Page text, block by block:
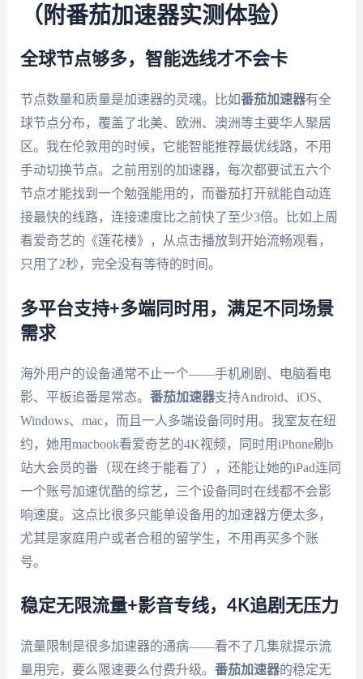
（附番茄加速器实测体验）
全球节点够多，智能选线才不会卡
节点数量和质量是加速器的灵魂。比如番茄加速器有全
球节点分布，覆盖了北美、欧洲、澳洲等主要华人聚居
区。我在伦敦用的时候，它能智能推荐最优线路，不用
手动切换节点。之前用别的加速器，每次都要试五六个
节点才能找到一个勉强能用的，而番茄打开就能自动连
接最快的线路，连接速度比之前快了至少3倍。比如上周
看爱奇艺的《莲花楼》，从点击播放到开始流畅观看，
只用了2秒，完全没有等待的时间。
多平台支持+多端同时用，满足不同场景
需求
海外用户的设备通常不止一个——手机刷剧、电脑看电
影、平板追番是常态。 番茄加速器支持Android、iOS、
Windows、mac，而且一人多端设备同时用。我室友在纽
约，她用macbook看爱奇艺的4K视频，同时用iPhone刷b
站大会员的番（现在终于能看了），还能让她的iPad连同
一个账号加速优酷的综艺，三个设备同时在线都不会影
响速度。这点比很多只能单设备用的加速器方便太多，
尤其是家庭用户或者合租的留学生，不用再买多个账
号。
稳定无限流量+影音专线，4K追剧无压力
流量限制是很多加速器的通病——看不了几集就提示流
量用完，要么限速要么付费升级。 番茄加速器的稳定无